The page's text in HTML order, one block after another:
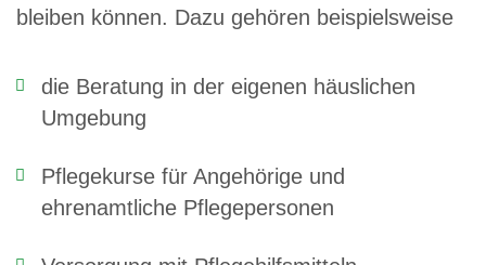
bleiben können. Dazu gehören beispielsweise
die Beratung in der eigenen häuslichen
Umgebung
Pflegekurse für Angehörige und
ehrenamtliche Pflegepersonen